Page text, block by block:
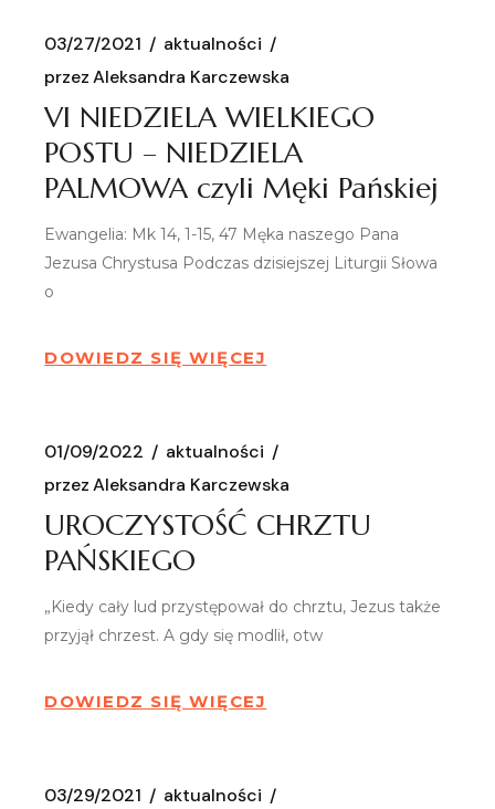
03/27/2021
aktualności
przez Aleksandra Karczewska
VI NIEDZIELA WIELKIEGO
POSTU – NIEDZIELA
PALMOWA czyli Męki Pańskiej
Ewangelia: Mk 14, 1-15, 47 Męka naszego Pana
Jezusa Chrystusa Podczas dzisiejszej Liturgii Słowa
o
DOWIEDZ SIĘ WIĘCEJ
01/09/2022
aktualności
przez Aleksandra Karczewska
UROCZYSTOŚĆ CHRZTU
PAŃSKIEGO
„Kiedy cały lud przystępował do chrztu, Jezus także
przyjął chrzest. A gdy się modlił, otw
DOWIEDZ SIĘ WIĘCEJ
03/29/2021
aktualności